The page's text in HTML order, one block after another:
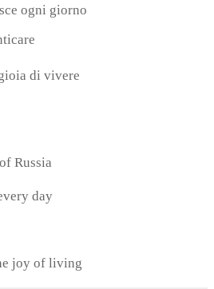
ogni giorno
di vivere
Russia
day
joy of living